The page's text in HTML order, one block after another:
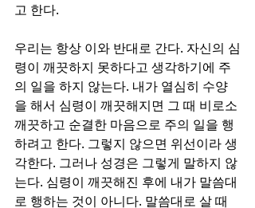
고 한다.
우리는 항상 이와 반대로 간다. 자신의 심
령이 깨끗하지 못하다고 생각하기에 주
의 일을 하지 않는다. 내가 열심히 수양
을 해서 심령이 깨끗해지면 그 때 비로소
깨끗하고 순결한 마음으로 주의 일을 행
하려고 한다. 그렇지 않으면 위선이라 생
각한다. 그러나 성경은 그렇게 말하지 않
는다. 심령이 깨끗해진 후에 내가 말씀대
로 행하는 것이 아니다. 말씀대로 살 때